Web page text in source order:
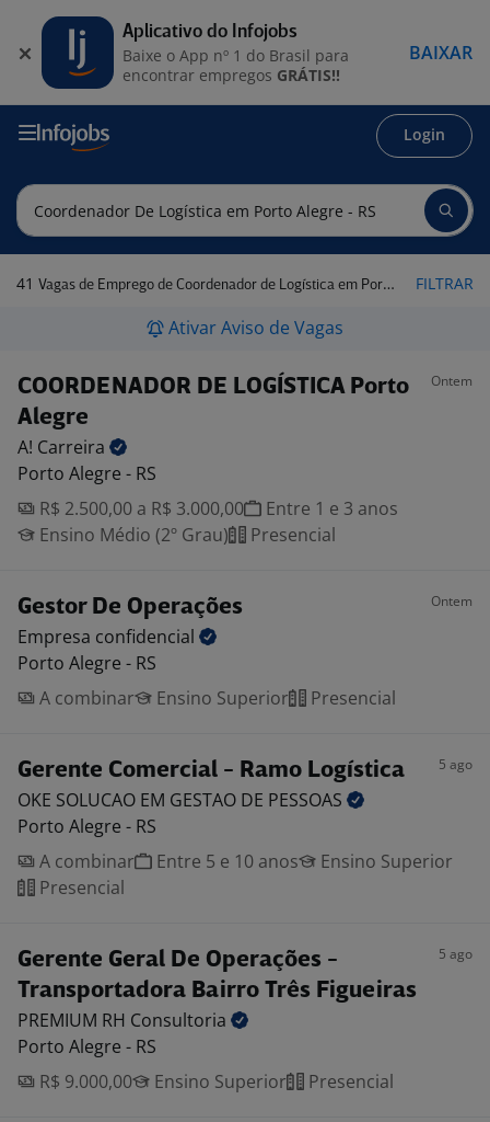
Login
41 Vagas de Emprego de Coordenador de Logística em Porto Alegre - RS FILTRAR
Ativar Aviso de Vagas
COORDENADOR DE LOGÍSTICA Porto
Alegre
Ontem
A! Carreira
Porto Alegre - RS
R$ 2.500,00 a R$ 3.000,00
Entre 1 e 3 anos
Ensino Médio (2º Grau)
Presencial
Gestor De Operações Ontem
Empresa confidencial
Porto Alegre - RS
A combinar
Ensino Superior Presencial
Gerente Comercial - Ramo Logística 5 ago
OKE SOLUCAO EM GESTAO DE PESSOAS
Porto Alegre - RS
A combinar
Entre 5 e 10 anos
Ensino Superior
Presencial
Gerente Geral De Operações -
Transportadora Bairro Três Figueiras
5 ago
PREMIUM RH Consultoria
Porto Alegre - RS
R$ 9.000,00
Ensino Superior Presencial
Aplicativo do Infojobs
Baixe o App nº 1 do Brasil para
encontrar empregos GRÁTIS!!
BAIXAR